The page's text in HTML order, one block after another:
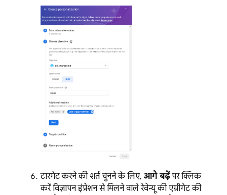
टारगेट करने की शर्त चुनने के लिए, आगे बढ़ेंपर क्लिक
करें. विज्ञापन इंप्रेशन से मिलने वाले रेवेन्यू की एग्रीगेट की